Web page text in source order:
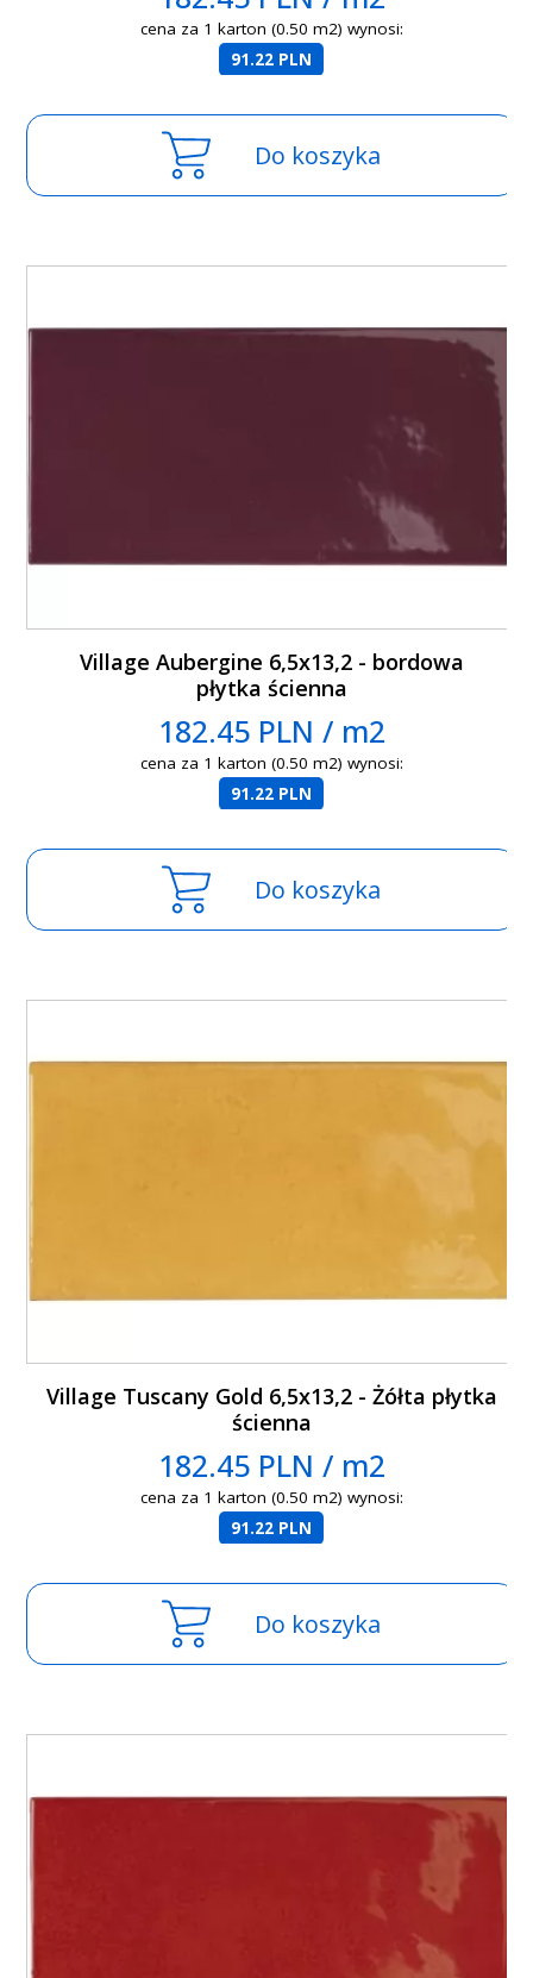
cena za 1 karton (0.50 m2) wynosi:
91.22 PLN
Do koszyka
Village Aubergine 6,5x13,2 - bordowa
płytka ścienna
182.45 PLN / m2
cena za 1 karton (0.50 m2) wynosi:
91.22 PLN
Do koszyka
Village Tuscany Gold 6,5x13,2 - Żółta płytka
ścienna
182.45 PLN / m2
cena za 1 karton (0.50 m2) wynosi:
91.22 PLN
Do koszyka